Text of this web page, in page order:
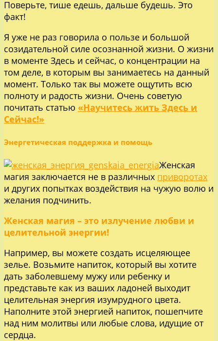
Поверьте, тише едешь, дальше будешь. Это
факт!
Я уже не раз говорила о пользе и большой
созидательной силе осознанной жизни. О жизни
в моменте Здесь и сейчас, о концентрации на
том деле, в которым вы занимаетесь на данный
момент. Только так вы можете ощутить всю
полноту и радость жизни. Очень советую
почитать статью «Научитесь жить Здесь и
Сейчас!»
Энергетическая поддержка и помощь
Женская
магия заключается не в различных приворотах
и других попытках воздействия на чужую волю и
желания подчинить.
Женская магия – это излучение любви и
целительной энергии!
Например, вы можете создать исцеляющее
зелье. Возьмите напиток, который вы хотите
дать заболевшему мужу или ребенку и
представьте как из ваших ладоней выходит
целительная энергия изумрудного цвета.
Наполните этой энергией напиток, пошепчите
над ним молитвы или любые слова, идущие от
сердца.